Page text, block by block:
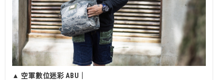
▲ 空軍數位迷彩 ABU｜